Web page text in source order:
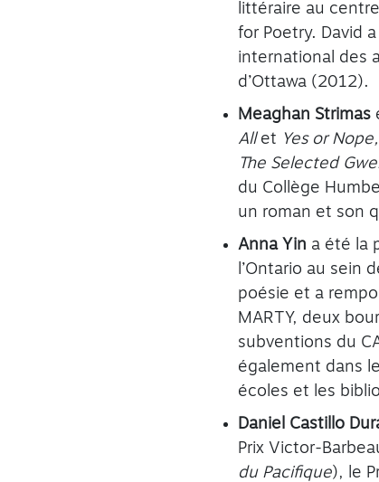
littéraire au
for Poetry. David
international des
d’Ottawa (2012).
Meaghan Strimas
Allet Yes or Nope,
The Selected
du Collège
un roman et son
Anna Yin a été la
l’Ontario au sein
poésie et a
MARTY, deux
subventions du
également dans
écoles et les
Daniel Castillo
Prix Victor-
du Pacifique), le